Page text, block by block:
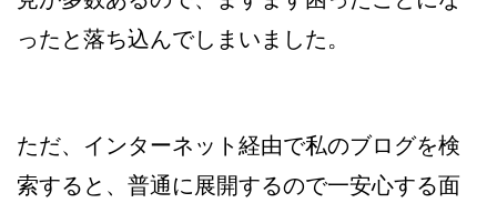
ったと落ち込んでしまいました。
ただ、インターネット経由で私のブログを検
索すると、普通に展開するので一安心する面